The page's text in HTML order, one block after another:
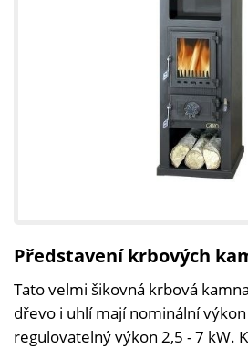
Představení krbových
Tato velmi šikovná krbová
dřevo i uhlí mají nominální výkon
regulovatelný výkon 2,5 - 7 kW.